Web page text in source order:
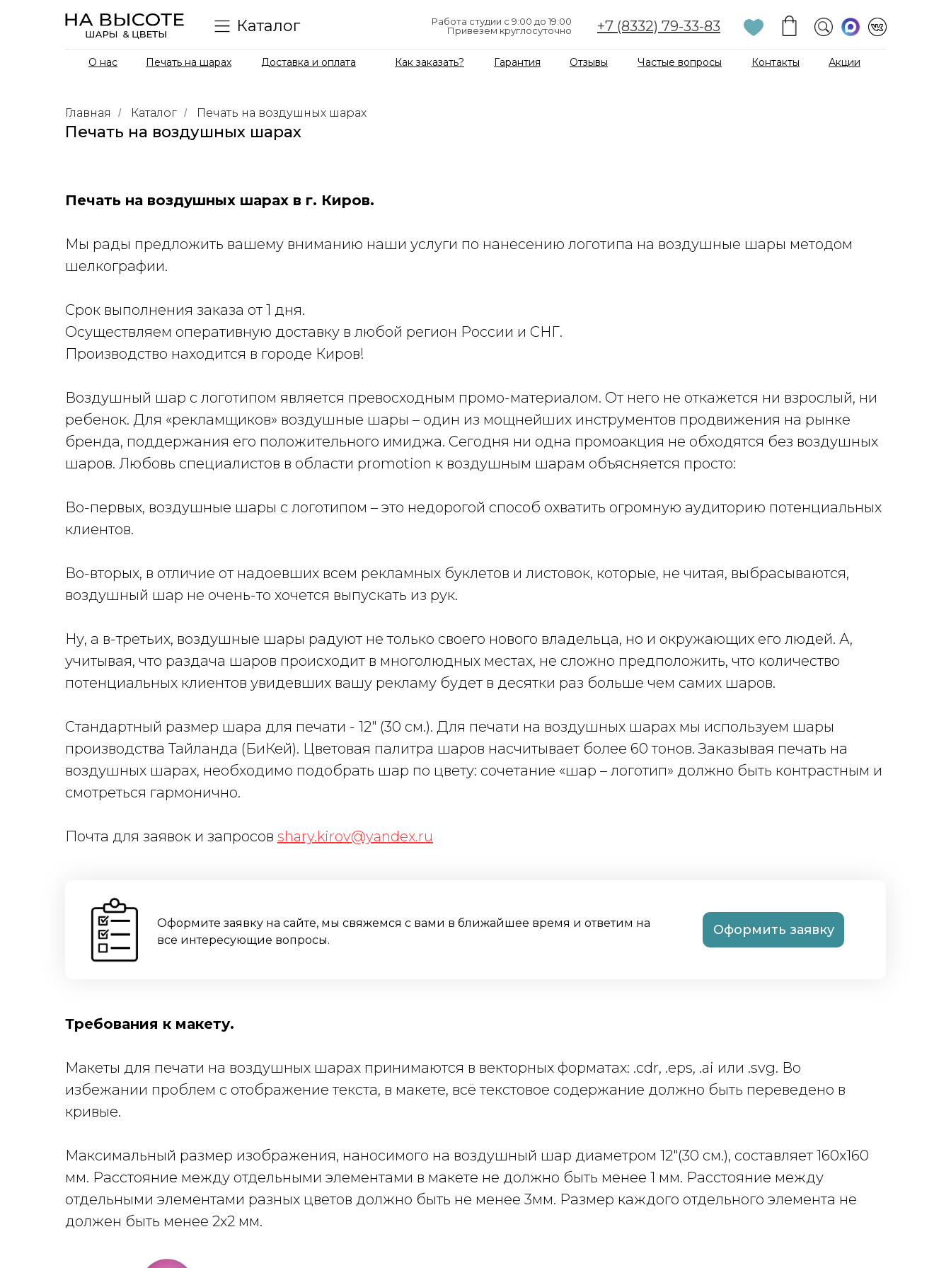
+7 (8332) 79-33-83
Работа студии с 9:00 до 19:00
Привезем круглосуточно
Каталог
Доставка и оплата Как заказать? Гарантия Отзывы Частые вопросы
Печать на шарах Контакты
О нас Акции
Главная / Каталог / Печать на воздушных шарах
Печать на воздушных шарах
Печать на воздушных шарах в г. Киров.
Мы рады предложить вашему вниманию наши услуги по нанесению логотипа на воздушные шары методом
шелкографии.
Срок выполнения заказа от 1 дня.
Осуществляем оперативную доставку в любой регион России и СНГ.
Производство находится в городе Киров!
Воздушный шар с логотипом является превосходным промо-материалом. От него не откажется ни взрослый, ни
ребенок. Для «рекламщиков» воздушные шары – один из мощнейших инструментов продвижения на рынке
бренда, поддержания его положительного имиджа. Сегодня ни одна промоакция не обходятся без воздушных
шаров. Любовь специалистов в области promotion к воздушным шарам объясняется просто:
Во-первых, воздушные шары с логотипом – это недорогой способ охватить огромную аудиторию потенциальных
клиентов.
Во-вторых, в отличие от надоевших всем рекламных буклетов и листовок, которые, не читая, выбрасываются,
воздушный шар не очень-то хочется выпускать из рук.
Ну, а в-третьих, воздушные шары радуют не только своего нового владельца, но и окружающих его людей. А,
учитывая, что раздача шаров происходит в многолюдных местах, не сложно предположить, что количество
потенциальных клиентов увидевших вашу рекламу будет в десятки раз больше чем самих шаров.
Стандартный размер шара для печати - 12" (30 см.). Для печати на воздушных шарах мы используем шары
производства Тайланда (БиКей). Цветовая палитра шаров насчитывает более 60 тонов. Заказывая печать на
воздушных шарах, необходимо подобрать шар по цвету: сочетание «шар – логотип» должно быть контрастным и
смотреться гармонично.
Почта для заявок и запросов shary.kirov@yandex.ru
Оформите заявку на сайте, мы свяжемся с вами в ближайшее время и ответим на
все интересующие вопросы.
Оформить заявку
Требования к макету.
Макеты для печати на воздушных шарах принимаются в векторных форматах: .cdr, .eps, .ai или .svg. Во
избежании проблем с отображение текста, в макете, всё текстовое содержание должно быть переведено в
кривые.
Максимальный размер изображения, наносимого на воздушный шар диаметром 12"(30 см.), составляет 160x160
мм. Расстояние между отдельными элементами в макете не должно быть менее 1 мм. Расстояние между
отдельными элементами разных цветов должно быть не менее 3мм. Размер каждого отдельного элемента не
должен быть менее 2х2 мм.